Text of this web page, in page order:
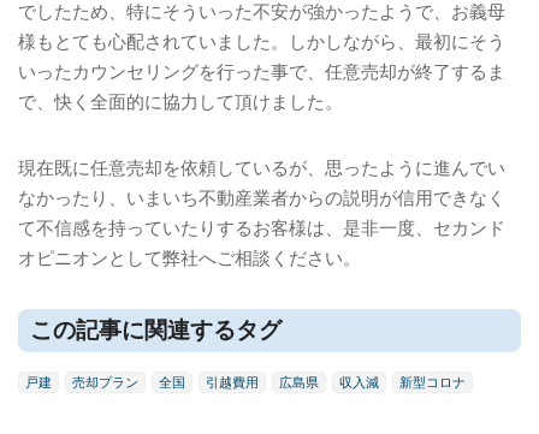
でしたため、特にそういった不安が強かったようで、お義母
様もとても心配されていました。しかしながら、最初にそう
いったカウンセリングを行った事で、任意売却が終了するま
で、快く全面的に協力して頂けました。
現在既に任意売却を依頼しているが、思ったように進んでい
なかったり、いまいち不動産業者からの説明が信用できなく
て不信感を持っていたりするお客様は、是非一度、セカンド
オピニオンとして弊社へご相談ください。
この記事に関連するタグ
戸建 売却プラン 全国 引越費用 広島県 収入減 新型コロナ